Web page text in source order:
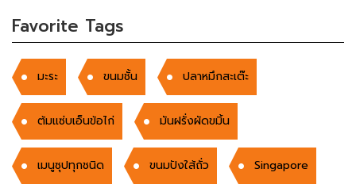
Favorite Tags
มะระ ขนมชั้น ปลาหมึกสะเต๊ะ
ต้มแซ่บเอ็นข้อไก่ มันฝรั่งผัดขมิ้น
เมนูซุปทุกชนิด ขนมปังใส้ถั่ว Singapore